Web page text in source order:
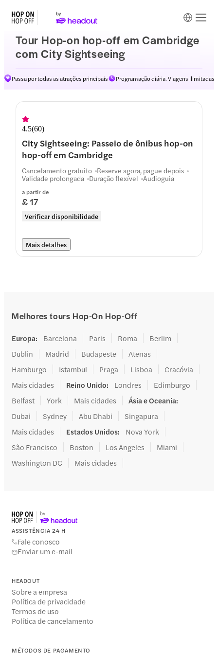
Tour Hop-on hop-off em Cambridge
com City Sightseeing
Passa por todas as atrações principais Programação diária. Viagens ilimitadas
Rotas
4.5(60)
City Sightseeing: Passeio de ônibus hop-on
hop-off em Cambridge
a partir de
£ 17
Verificar disponibilidade
Cancelamento gratuito Reserve agora, pague depois
Validade prolongada Duração flexível Audioguia
Mais detalhes
Melhores tours Hop-On Hop-Off
Europa: Barcelona Paris Roma
Berlim
Dublin
Madrid Budapeste
Atenas
Hamburgo
Istambul Praga Lisboa
Cracóvia
Mais cidades
Reino Unido: Londres
Edimburgo
Belfast
York Mais cidades Ásia e Oceania:
Dubai
Sydney Abu Dhabi
Singapura
Mais cidades
Estados Unidos:
Nova York
São Francisco
Boston Los Angeles
Miami
Washington DC
Mais cidades
ASSISTÊNCIA 24 H
Fale conosco
Enviar um e-mail
HEADOUT
Sobre a empresa
Política de privacidade
Termos de uso
Política de cancelamento
MÉTODOS DE PAGAMENTO